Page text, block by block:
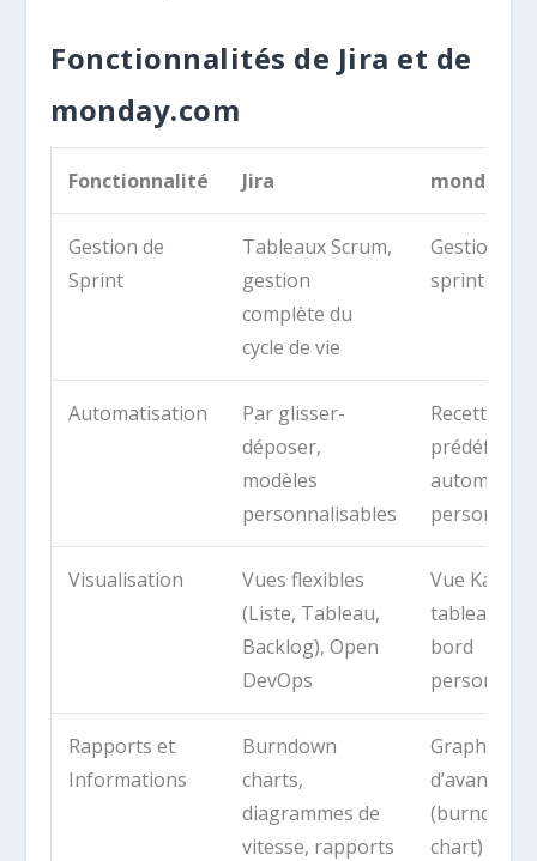
Fonctionnalités de Jira et de
monday.com
Fonctionnalité Jira
Gestion de
Sprint
Tableaux Scrum,
gestion
complète du
cycle de vie
Gestion de
sprint
Automatisation
Par glisser-
déposer,
modèles
personnalisables
Recettes
prédéfinies
Visualisation
Vues flexibles
(Liste, Tableau,
Backlog), Open
DevOps
Vue
tableaux de
bord
Rapports et
Informations
Burndown
charts,
diagrammes de
vitesse, rapports
Graphiques
(burndown
chart)